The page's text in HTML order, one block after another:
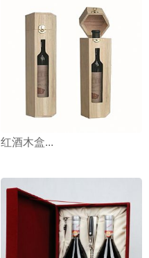
红酒木盒...